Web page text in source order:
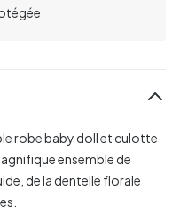
robe baby doll et culotte
ensemble de
de la dentelle florale